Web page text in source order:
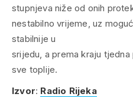
stupnjeva niže od onih
nestabilno vrijeme, uz
stabilnije u
srijedu, a prema kraju
sve toplije.
Izvor: Radio Rijeka